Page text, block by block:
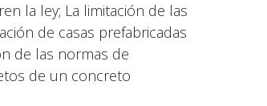
la ley; La limitación de las
de casas prefabricadas
de las normas de
de un concreto